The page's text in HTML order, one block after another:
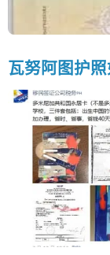
瓦努阿图护照